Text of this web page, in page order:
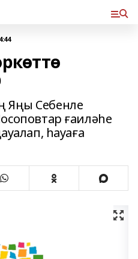
Яңы Себенле
ғаиләһе
һауаға